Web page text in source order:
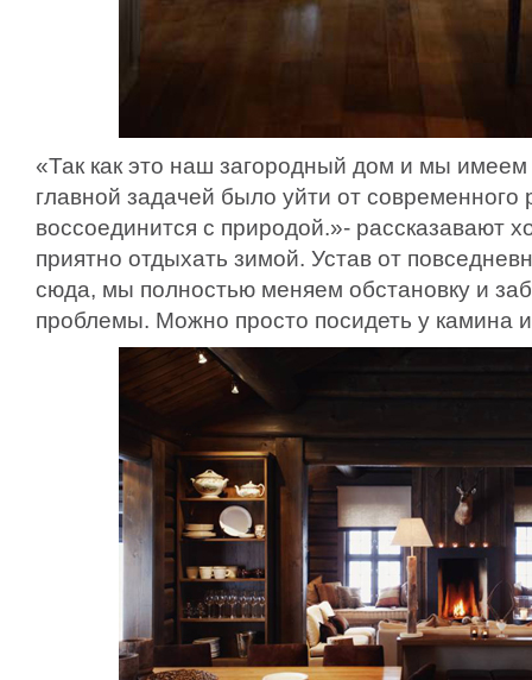
«Так как это наш загородный дом и мы имеем
главной задачей было уйти от современного
воссоединится с природой.»- рассказавают
приятно отдыхать зимой. Устав от
сюда, мы полностью меняем обстановку и
проблемы. Можно просто посидеть у камина